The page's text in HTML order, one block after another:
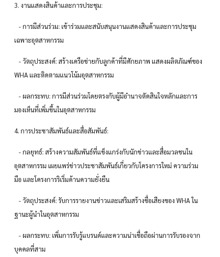
3. งานแสดงสินค้าและการประชุม:
- การมีส่วนร่วม: เข้าร่วมและสนับสนุนงานแสดงสินค้าและการประชุม
เฉพาะอุตสาหกรรม
- วัตถุประสงค์: สร้างเครือข่ายกับลูกค้าที่มีศักยภาพ แสดงผลิตภัณฑ์ของ
WHA และติดตามแนวโน้มอุตสาหกรรม
- ผลกระทบ: การมีส่วนร่วมโดยตรงกับผู้มีอำนาจตัดสินใจหลักและการ
มองเห็นที่เพิ่มขึ้นในอุตสาหกรรม
4. การประชาสัมพันธ์และสื่อสัมพันธ์:
- กลยุทธ์: สร้างความสัมพันธ์ที่แข็งแกร่งกับนักข่าวและสื่อมวลชนใน
อุตสาหกรรม เผยแพร่ข่าวประชาสัมพันธ์เกี่ยวกับโครงการใหม่ ความร่วม
มือ และโครงการริเริ่มด้านความยั่งยืน
- วัตถุประสงค์: รับการรายงานข่าวและเสริมสร้างชื่อเสียงของ WHA ใน
ฐานะผู้นำในอุตสาหกรรม
- ผลกระทบ: เพิ่มการรับรู้แบรนด์และความน่าเชื่อถือผ่านการรับรองจาก
บุคคลที่สาม